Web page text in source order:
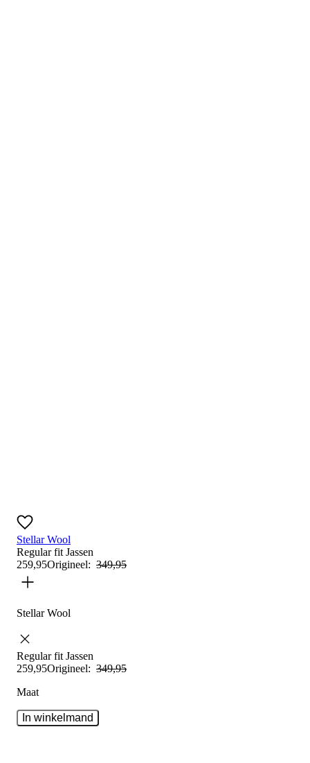
Stellar Wool
Regular fitJassen
259,95Origineel: 349,95
Stellar Wool
Regular fitJassen
259,95Origineel: 349,95
Maat
In winkelmand